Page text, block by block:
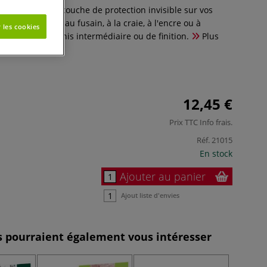
forme une couche de protection invisible sur vos
au crayon, au fusain, à la craie, à l'encre ou à
guise de vernis intermédiaire ou de finition.
Plus
12,45 €
Prix TTC Info frais.
Réf.21015
En stock
Ajouter au panier
Ajout liste d'envies
pourraient également vous intéresser
cookies